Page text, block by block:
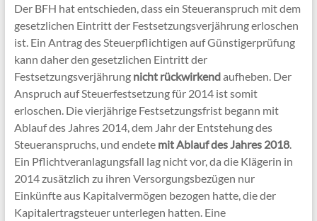
Der BFH hat entschieden, dass ein Steueranspruch mit dem
gesetzlichen Eintritt der Festsetzungsverjährung erloschen
ist. Ein Antrag des Steuerpflichtigen auf Günstigerprüfung
kann daher den gesetzlichen Eintritt der
Festsetzungsverjährung nicht rückwirkendaufheben. Der
Anspruch auf Steuerfestsetzung für 2014 ist somit
erloschen. Die vierjährige Festsetzungsfrist begann mit
Ablauf des Jahres 2014, dem Jahr der Entstehung des
Steueranspruchs, und endete mit Ablauf des Jahres 2018.
Ein Pflichtveranlagungsfall lag nicht vor, da die Klägerin in
2014 zusätzlich zu ihren Versorgungsbezügen nur
Einkünfte aus Kapitalvermögen bezogen hatte, die der
Kapitalertragsteuer unterlegen hatten. Eine